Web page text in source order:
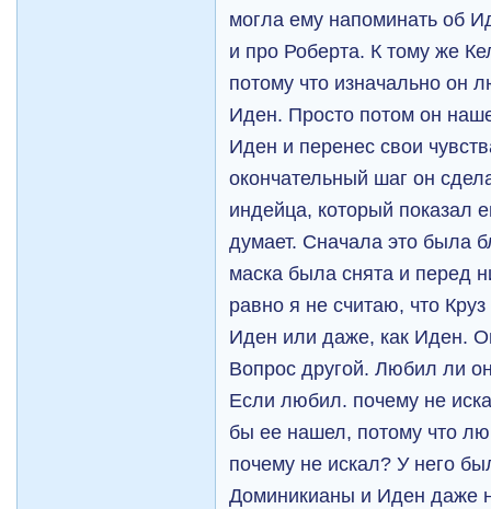
могла ему напоминать об
и про Роберта. К тому же
потому что изначально он
Иден. Просто потом он
Иден и перенес свои
окончательный шаг он
индейца, который показал
думает. Сначала это была
маска была снята и перед
равно я не считаю, что
Иден или даже, как Иден.
Вопрос другой. Любил ли
Если любил. почему не
бы ее нашел, потому что
почему не искал? У него
Доминикианы и Иден даже